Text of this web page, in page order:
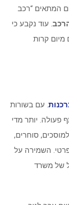
המתאים “רכב
. עוד נקבע כי
ידי השמאי המטפל תוך 45 ימים מיום קרות
. עם בשורות
פעולה. יותר מדי
סוחרים,
השמירה על
של משרד